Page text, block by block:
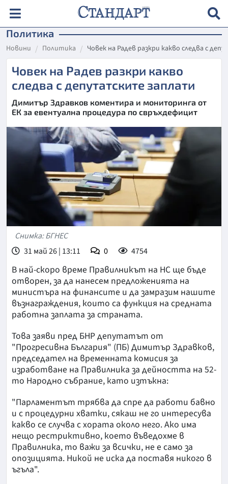
Политика
Новини Политика Човек на Радев разкри какво следва с
Човек на Радев разкри какво
следва с депутатските заплати
Димитър Здравков коментира и мониторинга от
ЕК за евентуална процедура по свръхдефицит
Снимка: БГНЕС
31 май 26 | 13:11
0 4754
В най-скоро време Правилникът на НС ще бъде
отворен, за да нанесем предложенията на
министъра на финансите и да замразим нашите
възнаграждения, които са функция на средната
работна заплата за страната.
Това заяви пред БНР депутатът от
"Прогресивна България" (ПБ) Димитър Здравков,
председател на временната комисия за
изработване на Правилника за дейността на 52-
то Народно събрание, като изтъкна:
"Парламентът трябва да спре да работи бавно
и с процедурни хватки, сякаш не го интересува
какво се случва с хората около него. Ако има
нещо рестриктивно, което въведохме в
Правилника, то важи за всички, не е само за
опозицията. Никой не иска да поставя никого в
ъгъла".